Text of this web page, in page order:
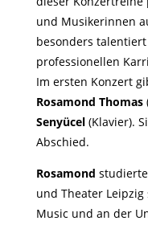
und Musikerinnen
besonders
professionellen
Im ersten Konzert
Rosamond Thomas
Senyücel(Klavier).
Abschied.
Rosamond
und Theater Leipzig
Music und an der